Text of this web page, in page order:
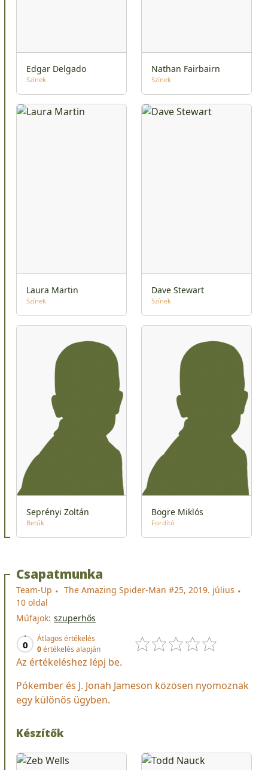
Edgar Delgado
Színek
Nathan Fairbairn
Színek
Laura Martin
Színek
Dave Stewart
Színek
Seprényi Zoltán
Betűk
Bögre Miklós
Fordító
Csapatmunka
Team-Up
The Amazing Spider-Man #25, 2019. július
10 oldal
Műfajok: szuperhős
0
Átlagos értékelés
0értékelés alapján
Az értékeléshez lépj be.
Pókember és J. Jonah Jameson közösen nyomoznak
egy különös ügyben.
Készítők